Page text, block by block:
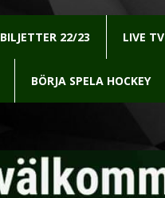
BILJETTER 22/23 LIVE TV
BÖRJA SPELA HOCKEY